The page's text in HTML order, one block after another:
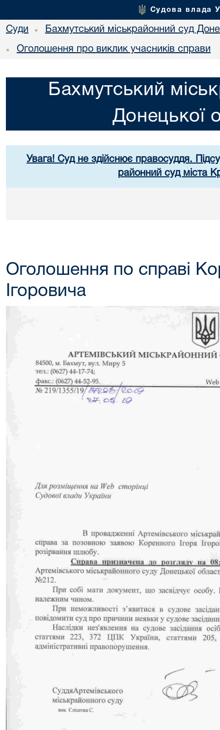
Судова влада
Суди • Бахмутський міськрайонний суд
• Оголошення про виклик учасників справи
Бахмутський
Донецької
Увага! Суд не здійснює правосуддя.
районний суд міста
Оголошення по справі
Ігоровича